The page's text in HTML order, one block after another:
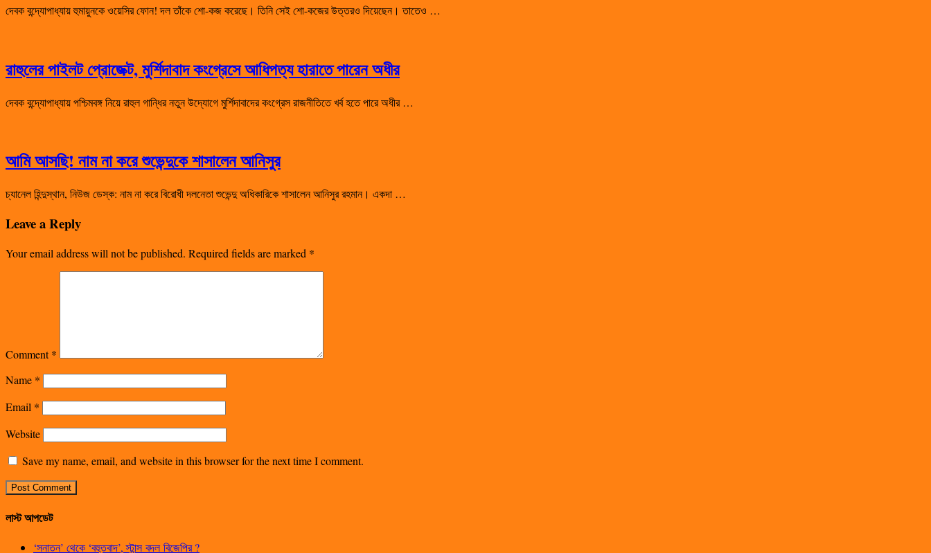
দেবক বন্দ্যোপাধ্যায় হুমায়ুনকে ওয়েসির ফোন! দল তাঁকে শো-কজ করেছে। তিনি সেই শো-কজের উত্তরও দিয়েছেন। তাতেও …
রাহুলের পাইলট প্রোজেক্ট, মুর্শিদাবাদ কংগ্রেসে আধিপত্য হারাতে পারেন অধীর
দেবক বন্দ্যোপাধ্যায় পশ্চিমবঙ্গ নিয়ে রাহুল গান্ধির নতুন উদ্যোগে মুর্শিদাবাদের কংগ্রেস রাজনীতিতে খর্ব হতে পারে অধীর …
আমি আসছি! নাম না করে শুভেন্দুকে শাসালেন আনিসুর
চ্যানেল হিন্দুস্থান, নিউজ ডেস্ক: নাম না করে বিরোধী দলনেতা শুভেন্দু অধিকারিকে শাসালেন আনিসুর রহমান। একদা …
Leave a Reply
Your email address will not be published. Required fields are marked *
Comment*
Name *
Email *
Website
Save my name, email, and website in this browser for the next time I comment.
লাস্ট আপডেট
‘সনাতন’ থেকে ‘বহুতবাদ’, স্টান্স বদল বিজেপির ?